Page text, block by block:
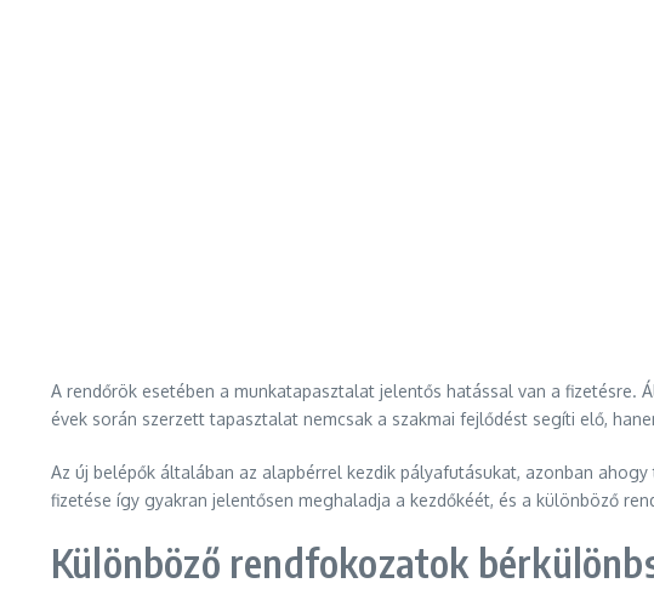
A rendőrök esetében a munkatapasztalat jelentős hatással van a
évek során szerzett tapasztalat nemcsak a szakmai fejlődést segíti elő,
Az új belépők általában az alapbérrel kezdik pályafutásukat, azonban
fizetése így gyakran jelentősen meghaladja a kezdőkéét, és a különböző
Különböző rendfokozatok